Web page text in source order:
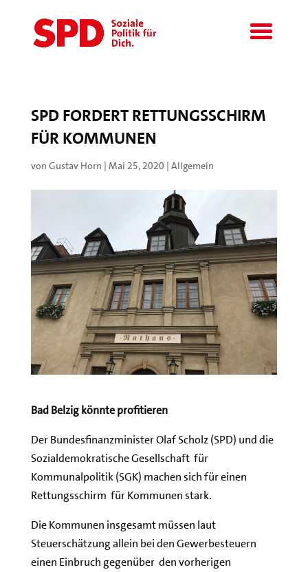
SPD FORDERT RETTUNGSSCHIRM
FÜR KOMMUNEN
von Gustav Horn | Mai 25, 2020 | Allgemein
Bad Belzig könnte profitieren
Der Bundesfinanzminister Olaf Scholz (SPD) und die
Sozialdemokratische Gesellschaft für
Kommunalpolitik (SGK) machen sich für einen
Rettungsschirm für Kommunen stark.
Die Kommunen insgesamt müssen laut
Steuerschätzung allein bei den Gewerbesteuern
einen Einbruch gegenüber den vorherigen